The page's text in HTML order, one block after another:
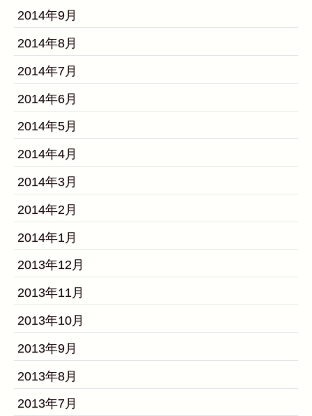
2014年9月
2014年8月
2014年7月
2014年6月
2014年5月
2014年4月
2014年3月
2014年2月
2014年1月
2013年12月
2013年11月
2013年10月
2013年9月
2013年8月
2013年7月